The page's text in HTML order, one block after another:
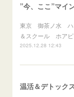
東京 御茶ノ水 ハ
＆スクール ホア
2025.12.28 12:43